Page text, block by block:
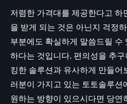
저렴한 가격대를 제공한다고 하
을 받게 되는 것은 아닌지 걱정
부분에도 확실하게 말씀드릴 수
하다는 것입니다. 편의성을 추
킹한 솔루션과 유사하게 만들어
러분이 가지고 있는 토토솔루션
원하는 방향이 있으시다면 당연